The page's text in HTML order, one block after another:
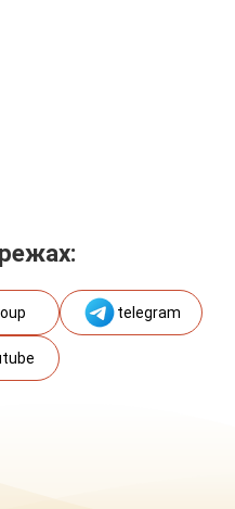
telegram